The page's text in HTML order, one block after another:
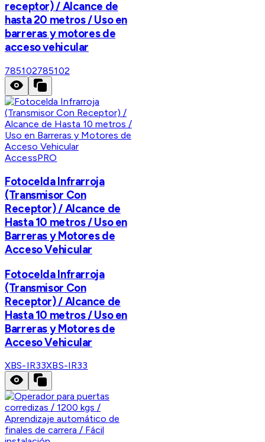
receptor) / Alcance de
hasta 20 metros / Uso en
barreras y motores de
acceso vehicular
785102785102
AccessPRO
Fotocelda Infrarroja
(Transmisor Con
Receptor) / Alcance de
Hasta 10 metros / Uso en
Barreras y Motores de
Acceso Vehicular
Fotocelda Infrarroja
(Transmisor Con
Receptor) / Alcance de
Hasta 10 metros / Uso en
Barreras y Motores de
Acceso Vehicular
XBS-IR33XBS-IR33